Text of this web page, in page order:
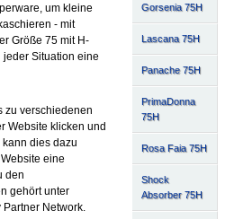
Gorsenia 75H
Lascana 75H
Panache 75H
PrimaDonna
75H
Rosa Faia 75H
Shock
Absorber 75H
um kleine
- mit
Größe 75 mit H-
jeder Situation eine
zu verschiedenen
Website klicken und
dies dazu
eine
den
gehört unter
Network.